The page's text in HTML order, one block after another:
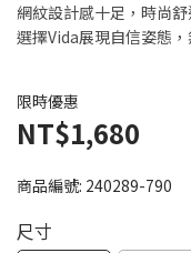
網紋設計感十足，時尚
選擇Vida展現自信姿態
限時優惠
NT$1,680
商品編號: 240289-790
尺寸